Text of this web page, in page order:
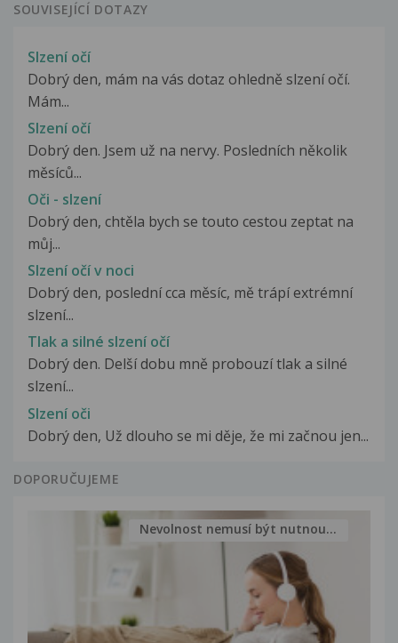
SOUVISEJÍCÍ DOTAZY
Slzení očí
Dobrý den, mám na vás dotaz ohledně slzení očí.
Mám...
Slzení očí
Dobrý den. Jsem už na nervy. Posledních několik
měsíců...
Oči - slzení
Dobrý den, chtěla bych se touto cestou zeptat na
můj...
Slzení očí v noci
Dobrý den, poslední cca měsíc, mě trápí extrémní
slzení...
Tlak a silné slzení očí
Dobrý den. Delší dobu mně probouzí tlak a silné
slzení...
Slzení oči
Dobrý den, Už dlouho se mi děje, že mi začnou jen...
DOPORUČUJEME
Nevolnost nemusí být nutnou...